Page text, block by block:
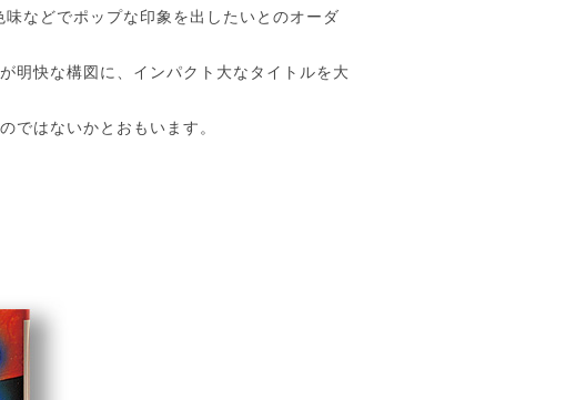
などでポップな印象を出したいとのオーダ
明快な構図に、インパクト大なタイトルを大
ではないかとおもいます。